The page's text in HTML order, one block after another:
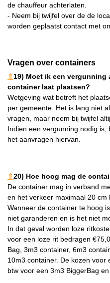
de chauffeur achterlaten.
- Neem bij twijfel over de de
worden geplaatst contact met
Vragen over containers
⇑19) Moet ik een vergunning
container laat plaatsen?
Wetgeving wat betreft het
per gemeente. Het is lang niet
vragen, maar neem bij twijfel
Indien een vergunning nodig
het aanvragen hiervan.
⇑20) Hoe hoog mag de
De container mag in verband
en het verkeer maximaal 20 cm
Wanneer de container te hoog
niet garanderen en is het niet
In dat geval worden loze
voor een loze rit bedragen
Bag, 3m3 container, 6m3
10m3 container. De kozen voor
btw voor een 3m3 BiggerBag